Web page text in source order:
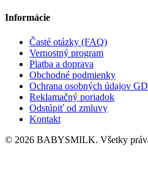
Informácie
Časté otázky (FAQ)
Vernostný program
Platba a doprava
Obchodné podmienky
Ochrana osobných údajov
Reklamačný poriadok
Odstúpiť od zmluvy
Kontakt
© 2026 BABYSMILK. Všetky